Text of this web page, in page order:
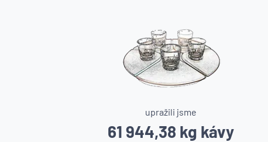
upražili jsme
61 944,38 kg kávy